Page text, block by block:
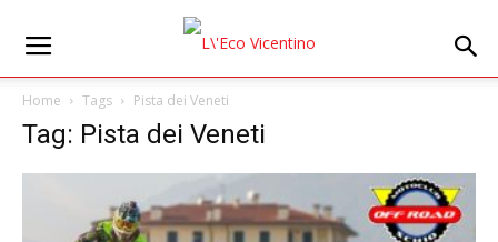
Home Tags Pista dei Veneti
Tag: Pista dei Veneti